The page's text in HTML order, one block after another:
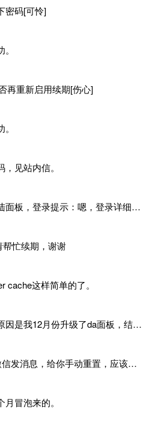
密码[可怜]
再重新启用续期[伤心]
见站内信。
站长，许久没有登陆面板，登录提示：嗯，登录详细信息似乎不正确。请重试。 网站还可以正常使用。如果是密码问题请帮忙重置一下密码。谢谢。订单号：97790，账号：aa20210950。 站长，提交了工单，你回复续期成功，不过我的问题是面部登陆信息有问题，一直是初始密码，现在无法登陆，有时间麻烦排查一下。
帮忙续期，谢谢
cache这样简单的了。
是的证书过期了，原因是我12月份升级了da面板，结果后台证书就不更新了，目前还在排查问题。切换PHP版本现在没有了，因为DA新版不支持。
可以给我QQ或者微信发消息，给你手动重置，应该是服务器插件有问题了，这个wp的主题太老了，导致现在好多的问题，网站的签到功能也是因为这个原因导致的。
冒泡来的。